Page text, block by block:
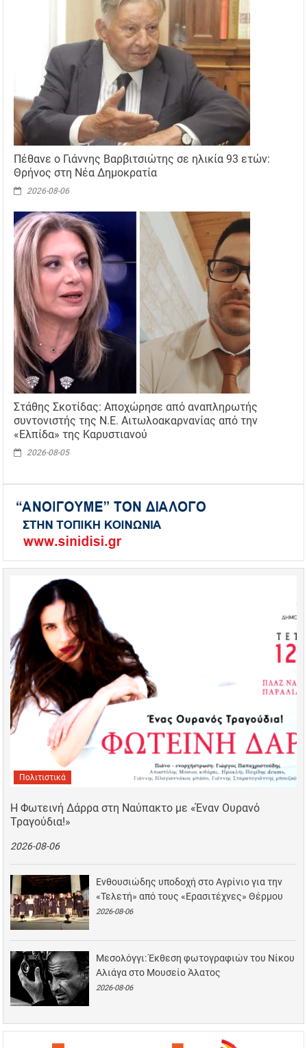
Πέθανε ο Γιάννης Βαρβιτσιώτης σε ηλικία 93 ετών:
Θρήνος στη Νέα Δημοκρατία
2026-08-06
Στάθης Σκοτίδας: Αποχώρησε από αναπληρωτής
συντονιστής της Ν.Ε. Αιτωλοακαρνανίας από την
«Ελπίδα» της Καρυστιανού
2026-08-05
Πολιτιστικά
Η Φωτεινή Δάρρα στη Ναύπακτο με «Έναν Ουρανό
Τραγούδια!»
2026-08-06
Ενθουσιώδης υποδοχή στο Αγρίνιο για την
«Τελετή» από τους «Ερασιτέχνες» Θέρμου
2026-08-06
Μεσολόγγι: Έκθεση φωτογραφιών του Νίκου
Αλιάγα στο Μουσείο Άλατος
2026-08-06